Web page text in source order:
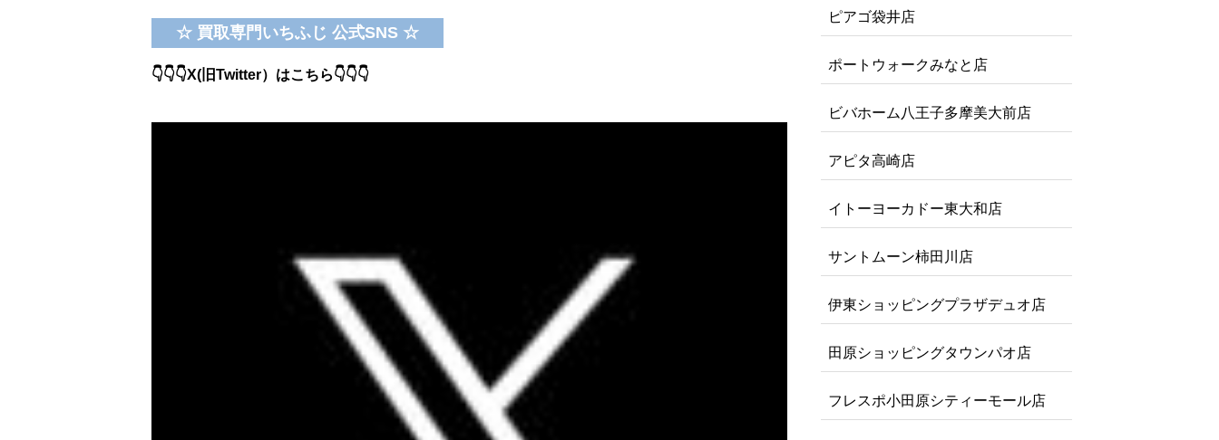
☆ 買取専門いちふじ 公式SNS ☆
👇👇👇X(旧Twitter）はこちら👇👇👇
ピアゴ袋井店
ポートウォークみなと店
ビバホーム八王子多摩美大前店
アピタ高崎店
イトーヨーカドー東大和店
サントムーン柿田川店
伊東ショッピングプラザデュオ店
田原ショッピングタウンパオ店
フレスポ小田原シティーモール店